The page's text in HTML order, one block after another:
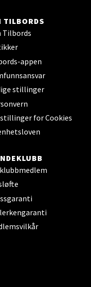
TILBORDS
Tilbords
appen
stillinger
for Cookies
7340 Oppdal
Orkanger
113, 7300
Sandvika